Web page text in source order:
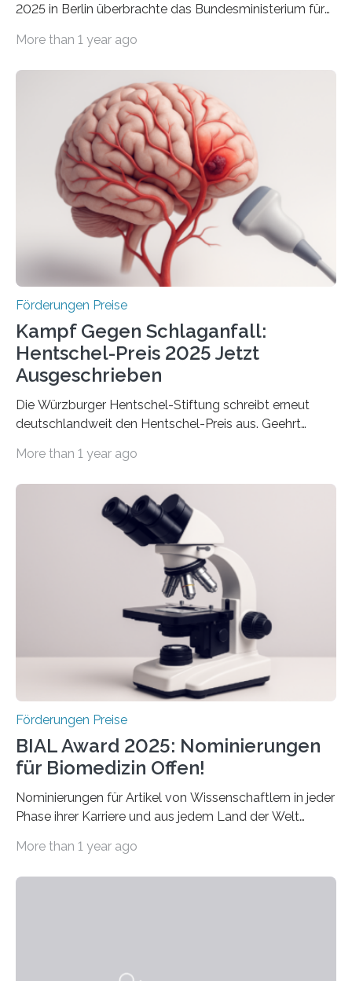
2025 in Berlin überbrachte das Bundesministerium für
Überplanmäßige Verpflichtungsermächtigungen in
Woche vom Haushaltsausschuss freigegeben – unter
anderem zur Unterstützung der
Industrieforschungsprogramme Industrielle
Gemeinschaftsforschung (IGF), Zentrales
Innovationsprogramm Mittelstand (ZIM) und
Innovationskompetenz INNO-KOM. Auf dem
Innovationstag Mittelstand 2025 am 5. Juni 2025 in
Berlin überbrachte das Bundesministerium für
Wirtschaft und Energie eine gute Nachricht:
Überplanmäßige Verpflichtungsermächtigungen in
More than 1 year ago
Förderungen Preise
Kampf Gegen Schlaganfall:
Hentschel-Preis 2025 Jetzt
Ausgeschrieben
Die Würzburger Hentschel-Stiftung schreibt erneut
deutschlandweit den Hentschel-Preis aus. Geehrt
hochrangige wissenschaftliche Publikation zum Thema
Schlaganfall“ mit Sitz in Würzburg fördert die
Schlaganfallforschung, um die Behandlung der
Betroffenen zu verbessern. Dazu schreibt sie auch in
diesem Jahr wieder deutschlandweit den Hentschel-
Preis aus. Er richtet sich gezielt an jüngere
Forscherinnen und Forscher unter 40 Jahren. Geehrt
werden soll eine herausragende Doktorarbeit oder eine
hochrangige wissenschaftliche Publikation zum Thema
More than 1 year ago
Förderungen Preise
BIAL Award 2025: Nominierungen
für Biomedizin Offen!
Nominierungen für Artikel von Wissenschaftlern in jeder
Phase ihrer Karriere und aus jedem Land der Welt
Leben gerufen, um die bemerkenswertesten
More than 1 year ago